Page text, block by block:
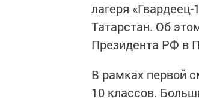
лагеря
Татарстан. Об
Президента РФ в
В рамках первой
10 классов.